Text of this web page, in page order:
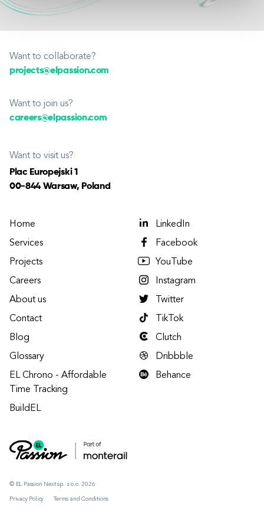
Want to collaborate?
projects@elpassion.com
Want to join us?
careers@elpassion.com
Want to visit us?
Plac Europejski 1
00-844 Warsaw, Poland
© EL Passion Next sp. z o.o. 2026
Privacy Policy Terms and Conditions
Home
Services
Projects
Careers
About us
Contact
Blog
Glossary
EL Chrono - Affordable
Time Tracking
BuildEL
LinkedIn
Facebook
YouTube
Instagram
Twitter
TikTok
Clutch
Dribbble
Behance